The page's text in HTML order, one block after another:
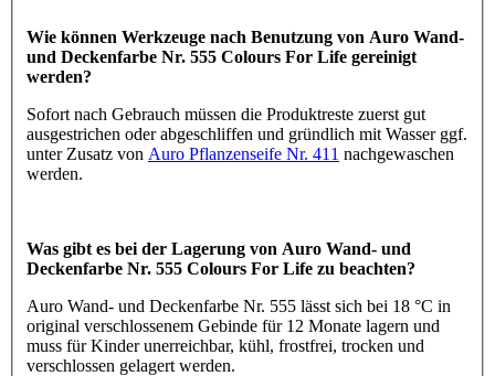
Wie können Werkzeuge nach Benutzung von Auro Wand-
und Deckenfarbe Nr. 555 Colours For Life gereinigt
werden?
Sofort nach Gebrauch müssen die Produktreste zuerst gut
ausgestrichen oder abgeschliffen und gründlich mit Wasser ggf.
unter Zusatz von Auro Pflanzenseife Nr. 411 nachgewaschen
werden.
Was gibt es bei der Lagerung von Auro Wand- und
Deckenfarbe Nr. 555 Colours For Life zu beachten?
Auro Wand- und Deckenfarbe Nr. 555 lässt sich bei 18 °C in
original verschlossenem Gebinde für 12 Monate lagern und
muss für Kinder unerreichbar, kühl, frostfrei, trocken und
verschlossen gelagert werden.